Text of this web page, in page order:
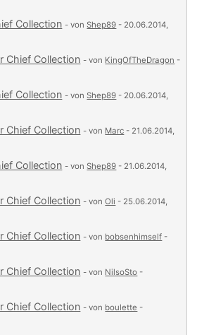
Collection - vonShep89 - 20.06.2014,
Chief Collection - von KingOfTheDragon -
Collection - vonShep89 - 20.06.2014,
Chief Collection - von Marc - 21.06.2014,
Collection - vonShep89 - 21.06.2014,
Chief Collection - vonOli - 25.06.2014,
Chief Collection - von bobsenhimself -
Chief Collection - von NilsoSto -
Chief Collection - von boulette -